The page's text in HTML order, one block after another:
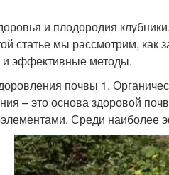
и плодородия
статье мы рассмотрим, как
и эффективные методы.
почвы 1.
– это основа здоровой
Среди наиболее